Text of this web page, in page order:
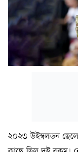
২০২৩ উইম্বলডন